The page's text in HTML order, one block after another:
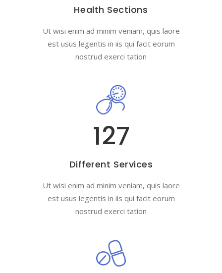
Health Sections
Ut wisi enim ad minim veniam, quis laore
est usus legentis in iis qui facit eorum
nostrud exerci tation
146
Different Services
Ut wisi enim ad minim veniam, quis laore
est usus legentis in iis qui facit eorum
nostrud exerci tation